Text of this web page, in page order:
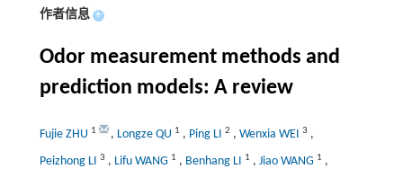
作者信息 +
Odor measurement methods and
prediction models: A review
Fujie ZHU 1 , Longze QU 1 , Ping LI 2 , Wenxia WEI 3 ,
Peizhong LI 3 , Lifu WANG 1 , Benhang LI 1 , Jiao WANG 1 ,